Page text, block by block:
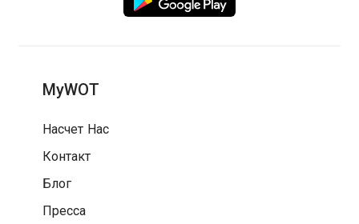
MyWOT
Насчет Нас
Контакт
Блог
Пресса